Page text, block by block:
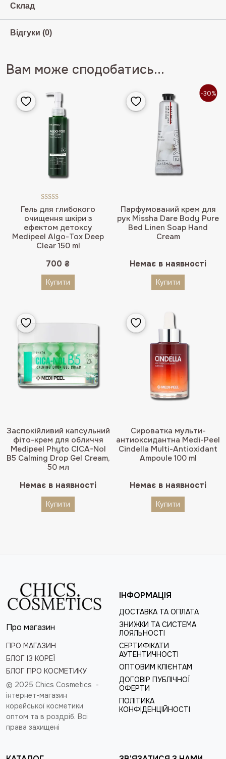
Склад
Відгуки (0)
Вам може сподобатись...
Гель для глибокого
очищення шкіри з
ефектом детоксу
Medipeel Algo-Tox Deep
Clear 150 ml
Оцінено в
5.00з 5
700 ₴
Купити
-30%
Парфумований крем для
рук Missha Dare Body Pure
Bed Linen Soap Hand
Cream
Немає в наявності
Купити
Заспокійливий капсульний
фіто-крем для обличчя
Medipeel Phyto CICA-Nol
B5 Calming Drop Gel Cream,
50 мл
Немає в наявності
Купити
Сироватка мульти-
антиоксидантна Medi-Peel
Cindella Multi-Antioxidant
Ampoule 100 ml
Немає в наявності
Купити
Про магазин
ПРО МАГАЗИН
БЛОГ ІЗ КОРЕЇ
БЛОГ ПРО КОСМЕТИКУ
© 2025 Chics Cosmetics -
інтернет-магазин
корейської косметики
оптом та в роздріб. Всі
права захищені
ІНФОРМАЦІЯ
ДОСТАВКА ТА ОПЛАТА
ЗНИЖКИ ТА СИСТЕМА
ЛОЯЛЬНОСТІ
СЕРТИФІКАТИ
АУТЕНТИЧНОСТІ
ОПТОВИМ КЛІЄНТАМ
ДОГОВІР ПУБЛІЧНОЇ
ОФЕРТИ
ПОЛІТИКА
КОНФІДЕНЦІЙНОСТІ